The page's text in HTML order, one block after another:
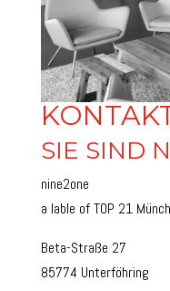
SIE SIND
nine2one
a lable of TOP 21
Beta-Straße 27
85774 Unterföhring